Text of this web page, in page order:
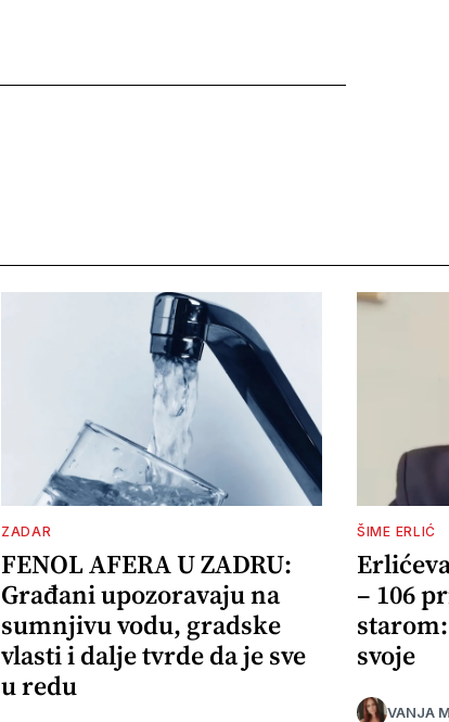
ZADAR
FENOL AFERA U ZADRU:
Građani upozoravaju na
sumnjivu vodu, gradske
vlasti i dalje tvrde da je sve
u redu
ŠIME ERLIĆ
– 106
svoje
VANJA